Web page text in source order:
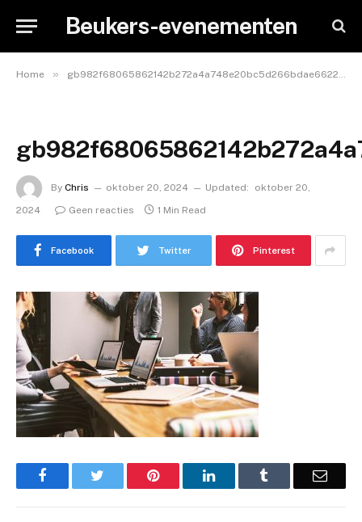
Beukers-evenementen
Home » gb982f68065862142b272a4a748e20bc5d266bdae66221f65b5e4b769f263f66dcb4ae4f38776734296de26b16df81302e1867bede3024a92f2ee82ca16fbca13_640
By Chris oktober 20, 2024 Updated:
oktober 20,
2024
Geen reacties 1 Min Read
Facebook Twitter Pinterest
Facebook Pinterest LinkedIn Email